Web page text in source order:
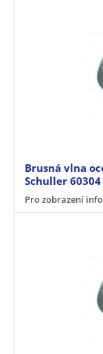
Brusná vlna
Schuller 60304
Pro zobrazení